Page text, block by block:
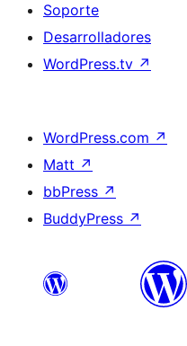
Soporte
Desarrolladores
WordPress.tv ↗
WordPress.com ↗
Matt ↗
bbPress ↗
BuddyPress ↗